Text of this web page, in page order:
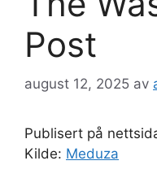
Post
august 12, 2025 av
Publisert på
Kilde: Meduza